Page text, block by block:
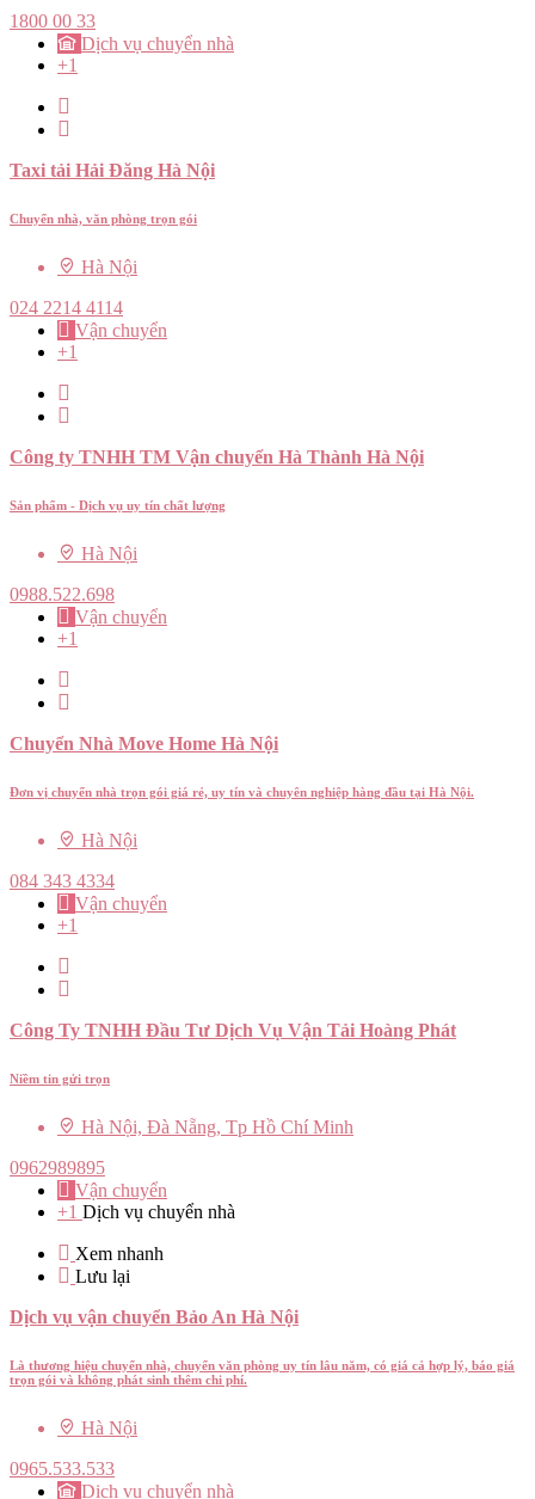
1800 00 33
Dịch vụ chuyển nhà
+1
Taxi tải Hải Đăng Hà Nội
Chuyển nhà, văn phòng trọn gói
Hà Nội
024 2214 4114
Vận chuyển
+1
Công ty TNHH TM Vận chuyển Hà Thành Hà Nội
Sản phẩm - Dịch vụ uy tín chất lượng
Hà Nội
0988.522.698
Vận chuyển
+1
Chuyển Nhà Move Home Hà Nội
Đơn vị chuyển nhà trọn gói giá rẻ, uy tín và chuyên nghiệp hàng đầu tại Hà Nội.
Hà Nội
084 343 4334
Vận chuyển
+1
Công Ty TNHH Đầu Tư Dịch Vụ Vận Tải Hoàng Phát
Niềm tin gửi trọn
Hà Nội, Đà Nẵng, Tp Hồ Chí Minh
0962989895
Vận chuyển
+1 Dịch vụ chuyển nhà
Xem nhanh
Lưu lại
Dịch vụ vận chuyển Bảo An Hà Nội
Là thương hiệu chuyển nhà, chuyển văn phòng uy tín lâu năm, có giá cả hợp lý, báo giá
trọn gói và không phát sinh thêm chi phí.
Hà Nội
0965.533.533
Dịch vụ chuyển nhà